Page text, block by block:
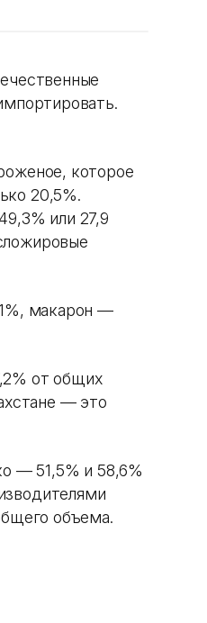
которое
20,5%.
или 27,9
макарон —
от общих
— это
— 51,5% и 58,6%
объема.